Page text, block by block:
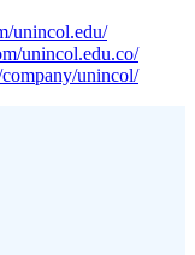
unincol.edu/
unincol.edu.co/
unincol/